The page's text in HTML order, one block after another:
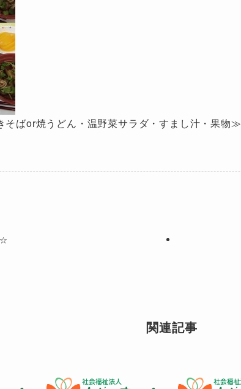
ばor焼うどん・温野菜サラダ・すまし汁・果物≫
関連記事